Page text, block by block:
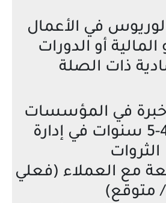
في الأعمال
المالية أو الدورات
ذات الصلة
خبرة في المؤسسات
المالية أو 4-5 سنوات في إدارة
الثروات
مع العملاء (فعلي
/ متوقع)